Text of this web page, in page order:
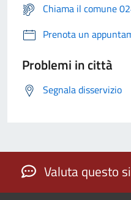
Chiama il comune
Prenota un
Problemi in città
Segnala disservizio
Valuta questo